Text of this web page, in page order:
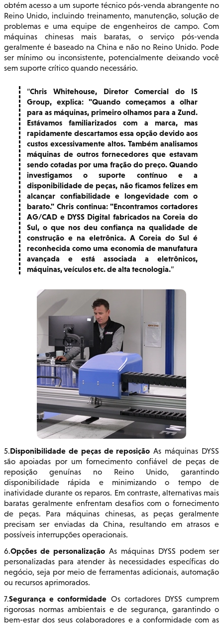
obtém acesso a um suporte técnico pós-venda abrangente no
Reino Unido, incluindo treinamento, manutenção, solução de
problemas e uma equipe de engenheiros de campo. Com
máquinas chinesas mais baratas, o serviço pós-venda
geralmente é baseado na China e não no Reino Unido. Pode
ser mínimo ou inconsistente, potencialmente deixando você
sem suporte crítico quando necessário.
Chris Whitehouse, Diretor Comercial do IS
Group, explica: "Quando começamos a olhar
para as máquinas, primeiro olhamos para a Zund.
Estávamos familiarizados com a marca, mas
rapidamente descartamos essa opção devido aos
custos excessivamente altos. Também analisamos
máquinas de outros fornecedores que estavam
sendo cotadas por uma fração do preço. Quando
investigamos o suporte contínuo e a
disponibilidade de peças, não ficamos felizes em
alcançar confiabilidade e longevidade com o
barato." Chris continua: "Encontramos cortadores
AG/CAD e DYSS Digital fabricados na Coreia do
Sul, o que nos deu confiança na qualidade de
construção e na eletrônica. A Coreia do Sul é
reconhecida como uma economia de manufatura
avançada e está associada a eletrônicos,
máquinas, veículos etc. de alta tecnologia.
5.Disponibilidade de peças de reposição As máquinas DYSS
são apoiadas por um fornecimento confiável de peças de
reposição genuínas no Reino Unido, garantindo
disponibilidade rápida e minimizando o tempo de
inatividade durante os reparos. Em contraste, alternativas mais
baratas geralmente enfrentam desafios com o fornecimento
de peças. Para máquinas chinesas, as peças geralmente
precisam ser enviadas da China, resultando em atrasos e
possíveis interrupções operacionais.
6.Opções de personalização As máquinas DYSS podem ser
personalizadas para atender às necessidades específicas do
negócio, seja por meio de ferramentas adicionais, automação
ou recursos aprimorados.
7.Segurança e conformidade Os cortadores DYSS cumprem
rigorosas normas ambientais e de segurança, garantindo o
bem-estar dos seus colaboradores e a conformidade com as